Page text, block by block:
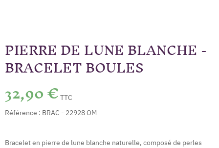
PIERRE DE LUNE BLANCHE -
BRACELET BOULES
32,90 € TTC
Référence : BRAC - 22928 OM
Bracelet en pierre de lune blanche naturelle, composé de perles